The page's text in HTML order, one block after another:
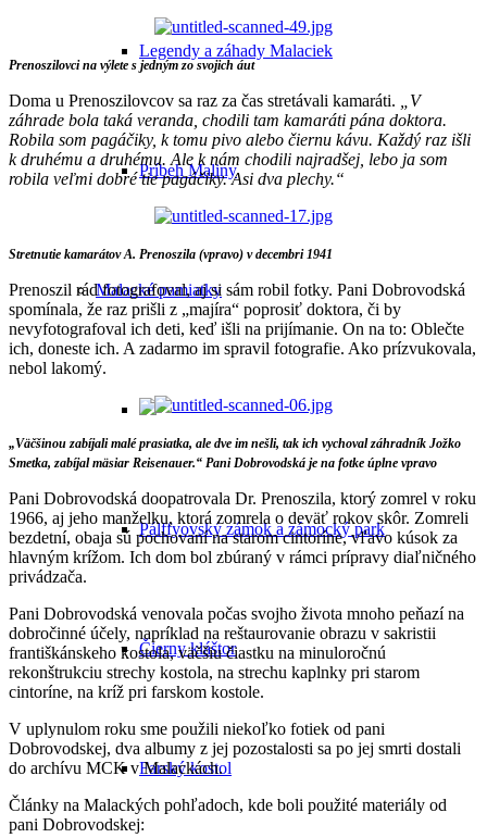
Legendy a záhady Malaciek
Príbeh Maliny
Malacké pamiatky
Pálffyovský zámok a zámocký park
Čierny kláštor
Farský kostol
Prenoszilovci na výlete s jedným zo svojich áut
Doma u Prenoszilovcov sa raz za čas stretávali kamaráti.
„V
záhrade bola taká veranda, chodili tam kamaráti pána doktora.
Robila som pagáčiky, k tomu pivo alebo čiernu kávu. Každý raz išli
k druhému a druhému. Ale k nám chodili najradšej, lebo ja som
robila veľmi dobré tie pagáčiky. Asi dva plechy.“
Stretnutie kamarátov A. Prenoszila (vpravo) v decembri 1941
Prenoszil rád fotografoval, aj si sám robil fotky. Pani Dobrovodská
spomínala, že raz prišli z „majíra“ poprosiť doktora, či by
nevyfotografoval ich deti, keď išli na prijímanie. On na to: Oblečte
ich, doneste ich. A zadarmo im spravil fotografie. Ako prízvukovala,
nebol lakomý.
„Väčšinou zabíjali malé prasiatka, ale dve im nešli, tak ich vychoval záhradník Jožko
Smetka, zabíjal mäsiar Reisenauer.“ Pani Dobrovodská je na fotke úplne vpravo
Pani Dobrovodská doopatrovala Dr. Prenoszila, ktorý zomrel v roku
1966, aj jeho manželku, ktorá zomrela o deväť rokov skôr. Zomreli
bezdetní, obaja sú pochovaní na starom cintoríne, vľavo kúsok za
hlavným krížom. Ich dom bol zbúraný v rámci prípravy diaľničného
privádzača.
Pani Dobrovodská venovala počas svojho života mnoho peňazí na
dobročinné účely, napríklad na reštaurovanie obrazu v sakristii
františkánskeho kostola, väčšiu čiastku na minuloročnú
rekonštrukciu strechy kostola, na strechu kaplnky pri starom
cintoríne, na kríž pri farskom kostole.
V uplynulom roku sme použili niekoľko fotiek od pani
Dobrovodskej, dva albumy z jej pozostalosti sa po jej smrti dostali
do archívu MCK v Malackách.
Články na Malackých pohľadoch, kde boli použité materiály od
pani Dobrovodskej: